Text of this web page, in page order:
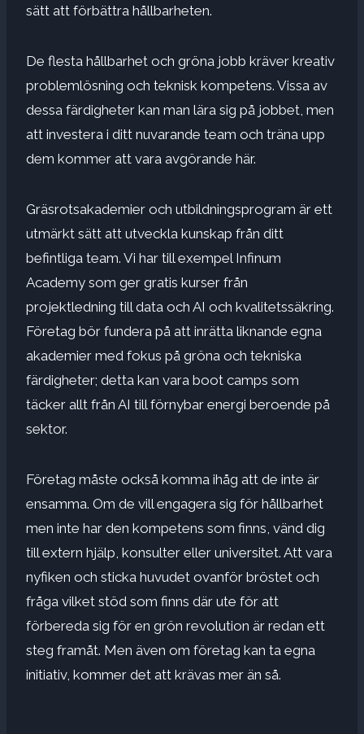
sätt att förbättra hållbarheten.
De flesta hållbarhet och gröna jobb kräver kreativ
problemlösning och teknisk kompetens. Vissa av
dessa färdigheter kan man lära sig på jobbet, men
att investera i ditt nuvarande team och träna upp
dem kommer att vara avgörande här.
Gräsrotsakademier och utbildningsprogram är ett
utmärkt sätt att utveckla kunskap från ditt
befintliga team. Vi har till exempel Infinum
Academy som ger gratis kurser från
projektledning till data och AI och kvalitetssäkring.
Företag bör fundera på att inrätta liknande egna
akademier med fokus på gröna och tekniska
färdigheter; detta kan vara boot camps som
täcker allt från AI till förnybar energi beroende på
sektor.
Företag måste också komma ihåg att de inte är
ensamma. Om de vill engagera sig för hållbarhet
men inte har den kompetens som finns, vänd dig
till extern hjälp, konsulter eller universitet. Att vara
nyfiken och sticka huvudet ovanför bröstet och
fråga vilket stöd som finns där ute för att
förbereda sig för en grön revolution är redan ett
steg framåt. Men även om företag kan ta egna
initiativ, kommer det att krävas mer än så.